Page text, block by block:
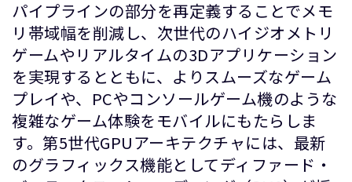
パイプラインの部分を再定義することでメモ
リ帯域幅を削減し、次世代のハイジオメトリ
ゲームやリアルタイムの3Dアプリケーション
を実現するとともに、よりスムーズなゲーム
プレイや、PCやコンソールゲーム機のような
複雑なゲーム体験をモバイルにもたらしま
す。第5世代GPUアーキテクチャには、最新
のグラフィックス機能としてディファード・